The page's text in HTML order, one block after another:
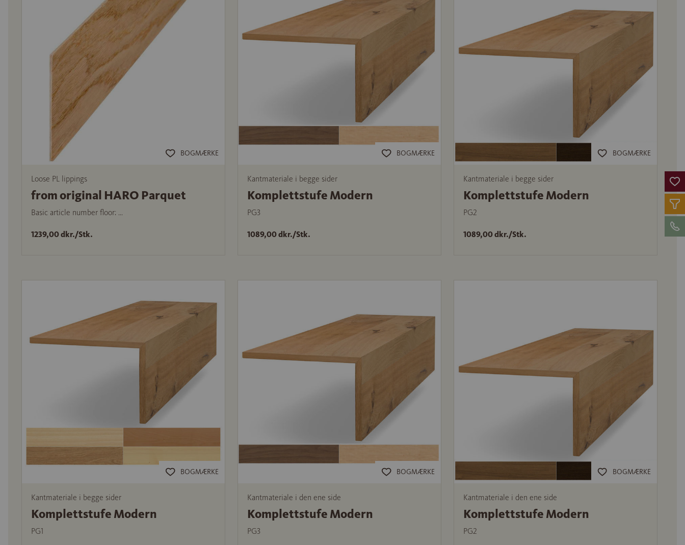
BOGMÆRKE
Loose PL lippings
from original HARO Parquet
Basic article number floor: ...
1239,00 dkr./Stk.
BOGMÆRKE
Kantmateriale i begge sider
Komplettstufe Modern
PG3
1089,00 dkr./Stk.
BOGMÆRKE
Kantmateriale i begge sider
Komplettstufe Modern
PG2
1089,00 dkr./Stk.
BOGMÆRKE
Kantmateriale i begge sider
Komplettstufe Modern
PG1
BOGMÆRKE
Kantmateriale i den ene side
Komplettstufe Modern
PG3
BOGMÆRKE
Kantmateriale i den ene side
Komplettstufe Modern
PG2